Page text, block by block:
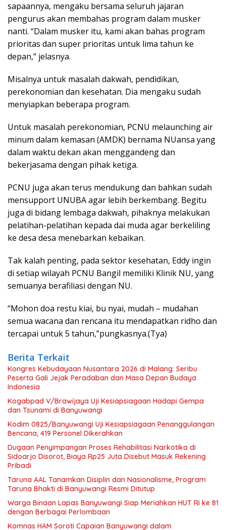
sapaannya, mengaku bersama seluruh jajaran
pengurus akan membahas program dalam musker
nanti. “Dalam musker itu, kami akan bahas program
prioritas dan super prioritas untuk lima tahun ke
depan,” jelasnya.
Misalnya untuk masalah dakwah, pendidikan,
perekonomian dan kesehatan. Dia mengaku sudah
menyiapkan beberapa program.
Untuk masalah perekonomian, PCNU melaunching air
minum dalam kemasan (AMDK) bernama NUansa yang
dalam waktu dekan akan menggandeng dan
bekerjasama dengan pihak ketiga.
PCNU juga akan terus mendukung dan bahkan sudah
mensupport UNUBA agar lebih berkembang. Begitu
juga di bidang lembaga dakwah, pihaknya melakukan
pelatihan-pelatihan kepada dai muda agar berkeliling
ke desa desa menebarkan kebaikan.
Tak kalah penting, pada sektor kesehatan, Eddy ingin
di setiap wilayah PCNU Bangil memiliki Klinik NU, yang
semuanya berafiliasi dengan NU.
“Mohon doa restu kiai, bu nyai, mudah – mudahan
semua wacana dan rencana itu mendapatkan ridho dan
tercapai untuk 5 tahun,”pungkasnya.(Tya)
Berita Terkait
Kongres Kebudayaan Nusantara 2026 di Malang: Seribu
Peserta Gali Jejak Peradaban dan Masa Depan Budaya
Indonesia
Kogabpad V/Brawijaya Uji Kesiapsiagaan Hadapi Gempa
dan Tsunami di Banyuwangi
Kodim 0825/Banyuwangi Uji Kesiapsiagaan Penanggulangan
Bencana, 419 Personel Dikerahkan
Dugaan Penyimpangan Proses Rehabilitasi Narkotika di
Sidoarjo Disorot, Biaya Rp25 Juta Disebut Masuk Rekening
Pribadi
Taruna AAL Tanamkan Disiplin dan Nasionalisme, Program
Taruna Bhakti di Banyuwangi Resmi Ditutup
Warga Binaan Lapas Banyuwangi Siap Meriahkan HUT RI ke 81
dengan Berbagai Perlombaan
Komnas HAM Soroti Capaian Banyuwangi dalam